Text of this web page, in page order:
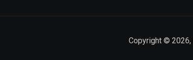
Copyright © 2026,